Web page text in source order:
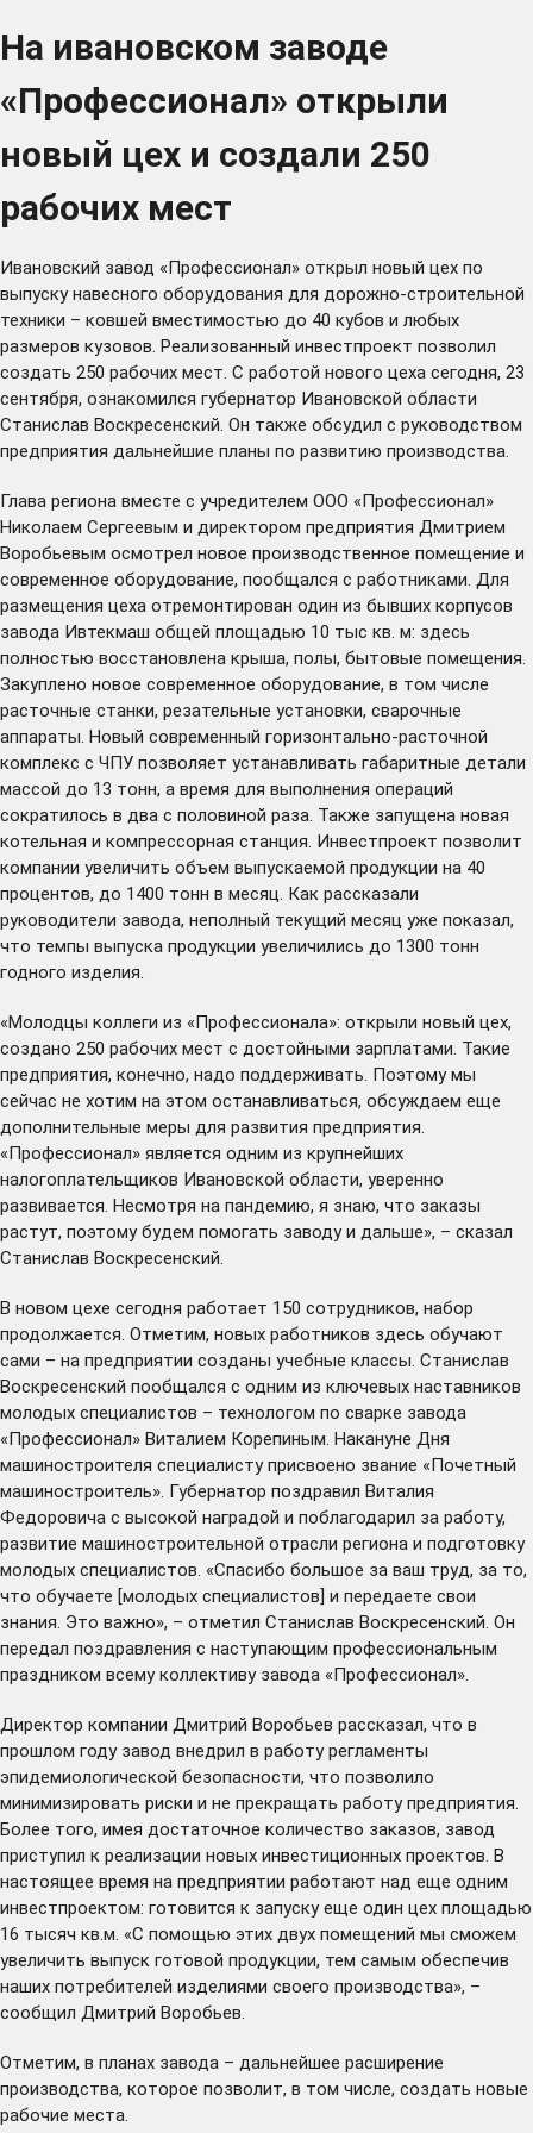
На ивановском заводе
«Профессионал» открыли
новый цех и создали 250
рабочих мест
Ивановский завод «Профессионал» открыл новый цех по
выпуску навесного оборудования для дорожно-строительной
техники – ковшей вместимостью до 40 кубов и любых
размеров кузовов. Реализованный инвестпроект позволил
создать 250 рабочих мест. С работой нового цеха сегодня, 23
сентября, ознакомился губернатор Ивановской области
Станислав Воскресенский. Он также обсудил с руководством
предприятия дальнейшие планы по развитию производства.
Глава региона вместе с учредителем ООО «Профессионал»
Николаем Сергеевым и директором предприятия Дмитрием
Воробьевым осмотрел новое производственное помещение и
современное оборудование, пообщался с работниками. Для
размещения цеха отремонтирован один из бывших корпусов
завода Ивтекмаш общей площадью 10 тыс кв. м: здесь
полностью восстановлена крыша, полы, бытовые помещения.
Закуплено новое современное оборудование, в том числе
расточные станки, резательные установки, сварочные
аппараты. Новый современный горизонтально-расточной
комплекс с ЧПУ позволяет устанавливать габаритные детали
массой до 13 тонн, а время для выполнения операций
сократилось в два с половиной раза. Также запущена новая
котельная и компрессорная станция. Инвестпроект позволит
компании увеличить объем выпускаемой продукции на 40
процентов, до 1400 тонн в месяц. Как рассказали
руководители завода, неполный текущий месяц уже показал,
что темпы выпуска продукции увеличились до 1300 тонн
годного изделия.
«Молодцы коллеги из «Профессионала»: открыли новый цех,
создано 250 рабочих мест с достойными зарплатами. Такие
предприятия, конечно, надо поддерживать. Поэтому мы
сейчас не хотим на этом останавливаться, обсуждаем еще
дополнительные меры для развития предприятия.
«Профессионал» является одним из крупнейших
налогоплательщиков Ивановской области, уверенно
развивается. Несмотря на пандемию, я знаю, что заказы
растут, поэтому будем помогать заводу и дальше», – сказал
Станислав Воскресенский.
В новом цехе сегодня работает 150 сотрудников, набор
продолжается. Отметим, новых работников здесь обучают
сами – на предприятии созданы учебные классы. Станислав
Воскресенский пообщался с одним из ключевых наставников
молодых специалистов – технологом по сварке завода
«Профессионал» Виталием Корепиным. Накануне Дня
машиностроителя специалисту присвоено звание «Почетный
машиностроитель». Губернатор поздравил Виталия
Федоровича с высокой наградой и поблагодарил за работу,
развитие машиностроительной отрасли региона и подготовку
молодых специалистов. «Спасибо большое за ваш труд, за то,
что обучаете [молодых специалистов] и передаете свои
знания. Это важно», – отметил Станислав Воскресенский. Он
передал поздравления с наступающим профессиональным
праздником всему коллективу завода «Профессионал».
Директор компании Дмитрий Воробьев рассказал, что в
прошлом году завод внедрил в работу регламенты
эпидемиологической безопасности, что позволило
минимизировать риски и не прекращать работу предприятия.
Более того, имея достаточное количество заказов, завод
приступил к реализации новых инвестиционных проектов. В
настоящее время на предприятии работают над еще одним
инвестпроектом: готовится к запуску еще один цех площадью
16 тысяч кв.м. «С помощью этих двух помещений мы сможем
увеличить выпуск готовой продукции, тем самым обеспечив
наших потребителей изделиями своего производства», –
сообщил Дмитрий Воробьев.
Отметим, в планах завода – дальнейшее расширение
производства, которое позволит, в том числе, создать новые
рабочие места.